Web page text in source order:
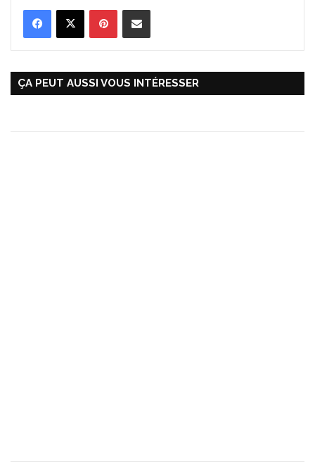
ÇA PEUT AUSSI VOUS INTÉRESSER